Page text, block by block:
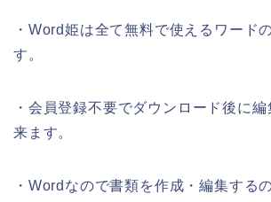
・Word姫は全て無料で使えるワード
す。
・会員登録不要でダウンロード後に
来ます。
・Wordなので書類を作成・編集する